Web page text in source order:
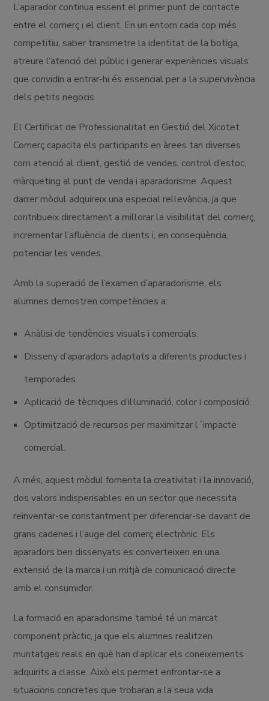
L’aparador continua essent el primer punt de contacte
entre el comerç i el client. En un entorn cada cop més
competitiu, saber transmetre la identitat de la botiga,
atreure l’atenció del públic i generar experiències visuals
que convidin a entrar-hi és essencial per a la supervivència
dels petits negocis.
El Certificat de Professionalitat en Gestió del Xicotet
Comerç capacita els participants en àrees tan diverses
com atenció al client, gestió de vendes, control d’estoc,
màrqueting al punt de venda i aparadorisme. Aquest
darrer mòdul adquireix una especial rellevància, ja que
contribueix directament a millorar la visibilitat del comerç,
incrementar l’afluència de clients i, en conseqüència,
potenciar les vendes.
Amb la superació de l’examen d’aparadorisme, els
alumnes demostren competències a:
Anàlisi de tendències visuals i comercials.
Disseny d’aparadors adaptats a diferents productes i
temporades.
Aplicació de tècniques d’il·luminació, color i composició.
Optimització de recursos per maximitzar l´impacte
comercial.
A més, aquest mòdul fomenta la creativitat i la innovació,
dos valors indispensables en un sector que necessita
reinventar-se constantment per diferenciar-se davant de
grans cadenes i l’auge del comerç electrònic. Els
aparadors ben dissenyats es converteixen en una
extensió de la marca i un mitjà de comunicació directe
amb el consumidor.
La formació en aparadorisme també té un marcat
component pràctic, ja que els alumnes realitzen
muntatges reals en què han d’aplicar els coneixements
adquirits a classe. Això els permet enfrontar-se a
situacions concretes que trobaran a la seua vida